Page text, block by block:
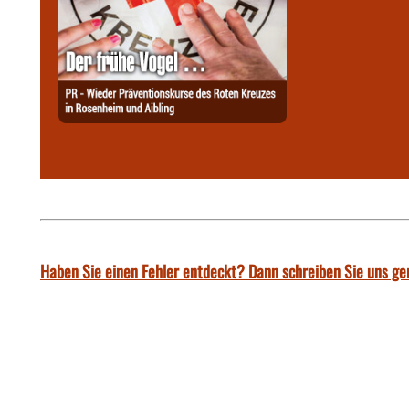
Haben Sie einen Fehler entdeckt? Dann schreiben Sie uns